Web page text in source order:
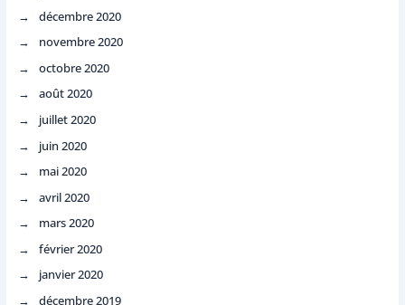
décembre 2020
novembre 2020
octobre 2020
août 2020
juillet 2020
juin 2020
mai 2020
avril 2020
mars 2020
février 2020
janvier 2020
décembre 2019